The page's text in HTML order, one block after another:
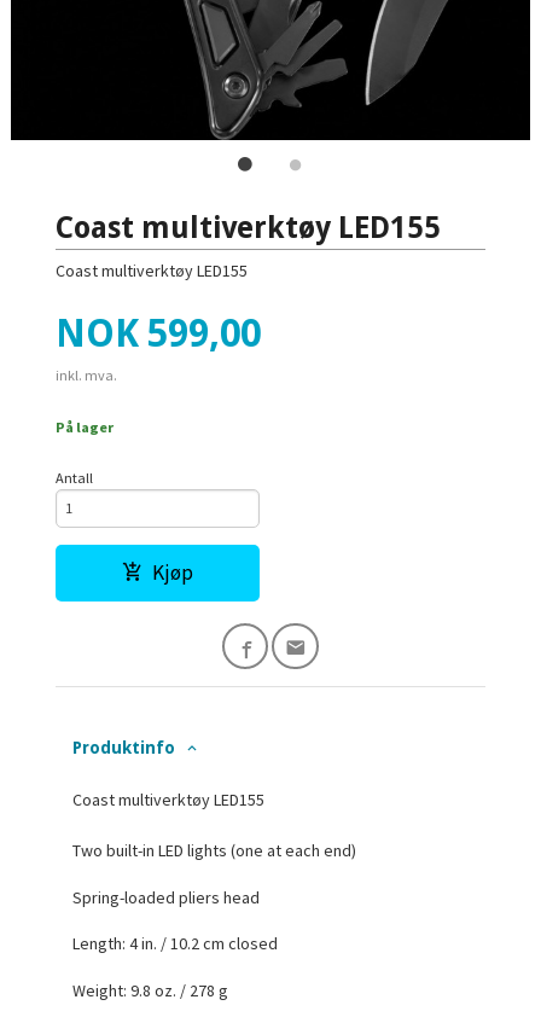
Coast multiverktøy LED155
Coast multiverktøy LED155
Pris
NOK 599,00
inkl. mva.
På lager
Antall
Kjøp
Produktinfo
Coast multiverktøy LED155
Two built-in LED lights (one at each end)
Spring-loaded pliers head
Length: 4 in. / 10.2 cm closed
Weight: 9.8 oz. / 278 g